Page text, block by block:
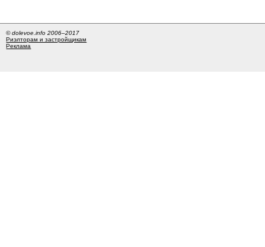
© dolevoe.info 2006–2017
Риэлторам и застройщикам
Реклама